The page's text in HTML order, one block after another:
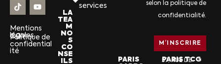
Mentions
légales
CGV
Politique de
confidential
ité
services
LA
TEA
M
NO
S
CO
NSE
ILS
selon la politique de
confidentialité.
PARIS
PARIS TCG
57, RUE DE